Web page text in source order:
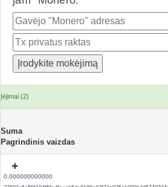
Įėjimai (2)
Suma
Pagrindinis vaizdas
0.000000000000